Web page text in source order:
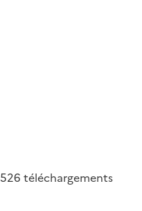
526 téléchargements